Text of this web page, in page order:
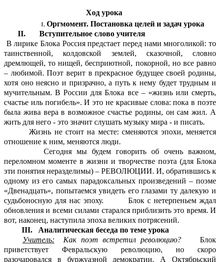
Ход урока
Оргмомент. Постановка целей и задач урока
II. Вступительное слово учителя
В лирике Блока Россия предстает перед нами многоликой: то
таинственной, колдовской землей, сказочной, словно
дремлющей, то нищей, бесприютной, покорной, но все равно
– любимой. Поэт верит в прекрасное будущее своей родины,
хотя оно неясно и призрачно, а путь к нему будет трудным и
мучительным. В России для Блока все – «жизнь или смерть,
счастье иль погибель». И это не красивые слова: пока в поэте
была жива вера в возможное счастье родины, он сам жил. А
жить для него - это значит слушать музыку мира - и писать.
Жизнь не стоит на месте: сменяются эпохи, меняется
отношение к ним, меняются люди.
Сегодня мы будем говорить об очень важном,
переломном моменте в жизни и творчестве поэта (для Блока
эти понятия неразделимы) – РЕВОЛЮЦИИ. И, обратившись к
одному из его самых парадоксальных произведений – поэме
«Двенадцать», попытаемся увидеть его глазами ту далекую и
судьбоносную для нас эпоху. Блок с нетерпеньем ждал
обновления и всеми силами старался приблизить это время. И
вот, наконец, наступила эпоха великих потрясений.
III. Аналитическая беседа по теме урока
Учитель: Как поэт встретил революцию?Блок
приветствует Февральскую революцию, но скоро
разочаровался в буржуазной демократии. А Октябрьский